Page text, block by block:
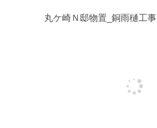
丸ケ崎Ｎ邸物置_銅雨樋工事